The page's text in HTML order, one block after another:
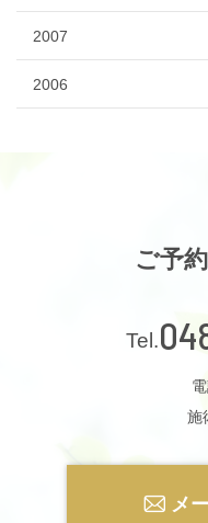
2007
2006
ご予
施
メ